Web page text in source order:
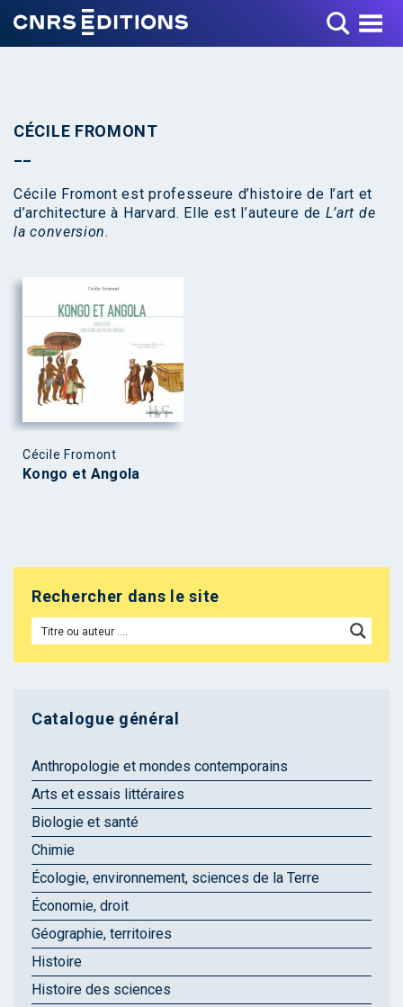
Toggle Menu
CÉCILE FROMONT
Cécile Fromont est professeure d’histoire de l’art et
d’architecture à Harvard. Elle est l’auteure de L’art de
la conversion.
Cécile Fromont
Kongo et Angola
Rechercher dans le site
Catalogue général
Anthropologie et mondes contemporains
Arts et essais littéraires
Biologie et santé
Chimie
Écologie, environnement, sciences de la Terre
Économie, droit
Géographie, territoires
Histoire
Histoire des sciences